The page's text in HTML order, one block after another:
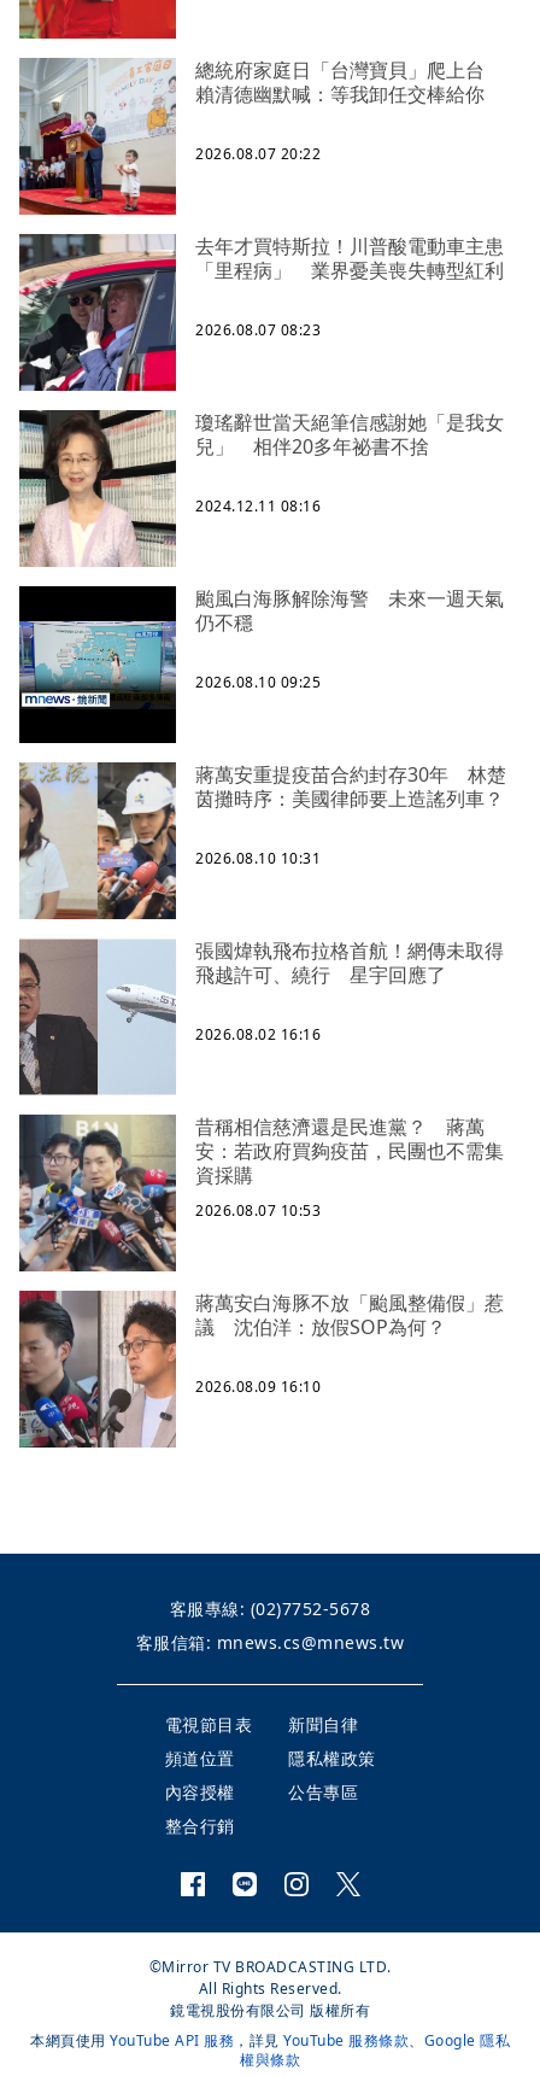
總統府家庭日「台灣寶貝」爬上台
賴清德幽默喊：等我卸任交棒給你
2026.08.07 20:22
去年才買特斯拉！川普酸電動車主患
「里程病」 業界憂美喪失轉型紅利
2026.08.07 08:23
瓊瑤辭世當天絕筆信感謝她「是我女
兒」 相伴20多年祕書不捨
2024.12.11 08:16
颱風白海豚解除海警 未來一週天氣
仍不穩
2026.08.10 09:25
蔣萬安重提疫苗合約封存30年 林楚
茵攤時序：美國律師要上造謠列車？
2026.08.10 10:31
張國煒執飛布拉格首航！網傳未取得
飛越許可、繞行 星宇回應了
2026.08.02 16:16
昔稱相信慈濟還是民進黨？ 蔣萬
安：若政府買夠疫苗，民團也不需集
資採購
2026.08.07 10:53
蔣萬安白海豚不放「颱風整備假」惹
議 沈伯洋：放假SOP為何？
2026.08.09 16:10
客服專線: (02)7752-5678
客服信箱: mnews.cs@mnews.tw
電視節目表
新聞自律
頻道位置
隱私權政策
內容授權
公告專區
整合行銷
©Mirror TV BROADCASTING LTD.
All Rights Reserved.
鏡電視股份有限公司 版權所有
本網頁使用 YouTube API 服務 ，詳見 YouTube 服務條款、 Google 隱私
權與條款